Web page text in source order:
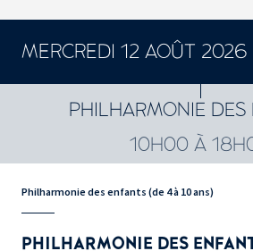
MERCREDI 12 AOÛT 2026
PHILHARMONIE DES
10H00 À
Philharmonie des enfants (de 4 à 10 ans)
PHILHARMONIE DES